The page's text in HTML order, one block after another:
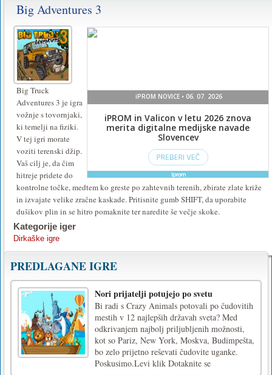
Za
igranje
te
igre
namestite
ali
vklopite
Flash.
Big Adventures 3
Big Truck
Adventures 3 je igra
vožnje s tovornjaki,
ki temelji na fiziki.
V tej igri morate
voziti terenski džip.
Vaš cilj je, da čim
hitreje pridete do
kontrolne točke, medtem ko greste po zahtevnih terenih, zbirate zlate križe
in izvajate velike zračne kaskade. Pritisnite gumb SHIFT, da uporabite
dušikov plin in se hitro pomaknite ter naredite še večje skoke.
Kategorije iger
Dirkaške igre
PREDLAGANE IGRE
Nori prijatelji potujejo po svetu
Bi radi s Crazy Animals potovali po čudovitih
mestih v 12 najlepših državah sveta? Med
odkrivanjem najbolj priljubljenih možnosti,
kot so Pariz, New York, Moskva, Budimpešta,
bo zelo prijetno reševati čudovite uganke.
Poskusimo.Levi klik Dotaknite se